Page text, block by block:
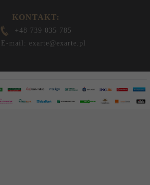
KONTAKT:
+48 739 035 785
E-mail: exarte@exarte.pl